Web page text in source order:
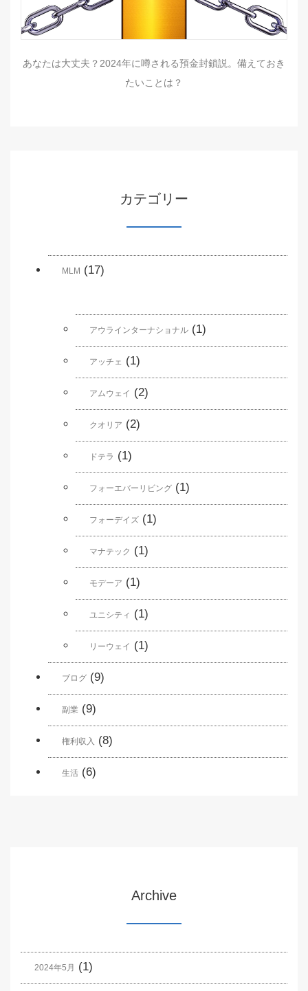
あなたは大丈夫？2024年に噂される預金封鎖説。備えておき
たいことは？
カテゴリー
MLM (17)
アウラインターナショナル (1)
アッチェ (1)
アムウェイ (2)
クオリア (2)
ドテラ (1)
フォーエバーリビング (1)
フォーデイズ (1)
マナテック (1)
モデーア (1)
ユニシティ (1)
リーウェイ (1)
ブログ (9)
副業 (9)
権利収入 (8)
生活 (6)
Archive
2024年5月 (1)